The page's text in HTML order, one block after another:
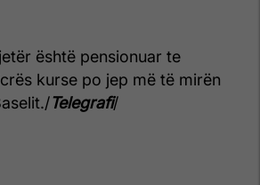
është pensionuar te
kurse po jep më të mirën
Telegrafi/